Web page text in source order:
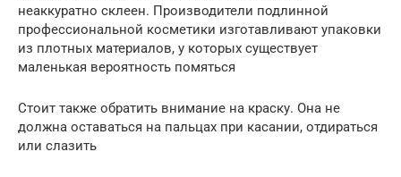
неаккуратно склеен. Производители подлинной
профессиональной косметики изготавливают упаковки
из плотных материалов, у которых существует
маленькая вероятность помяться
Стоит также обратить внимание на краску. Она не
должна оставаться на пальцах при касании, отдираться
или слазить